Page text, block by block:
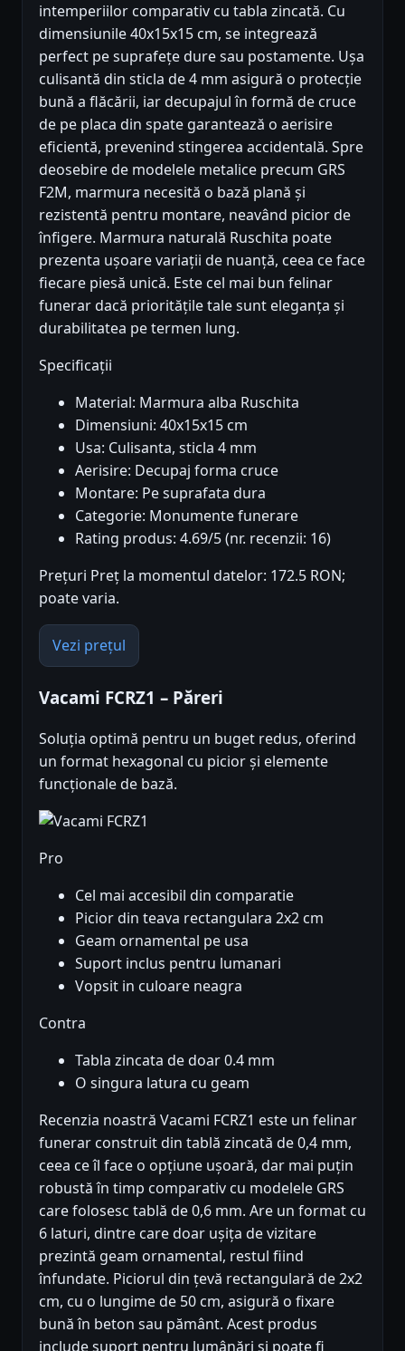
intemperiilor comparativ cu tabla zincată. Cu
dimensiunile 40x15x15 cm, se integrează
perfect pe suprafețe dure sau postamente. Ușa
culisantă din sticla de 4 mm asigură o protecție
bună a flăcării, iar decupajul în formă de cruce
de pe placa din spate garantează o aerisire
eficientă, prevenind stingerea accidentală. Spre
deosebire de modelele metalice precum GRS
F2M, marmura necesită o bază plană și
rezistentă pentru montare, neavând picior de
înfigere. Marmura naturală Ruschita poate
prezenta ușoare variații de nuanță, ceea ce face
fiecare piesă unică. Este cel mai bun felinar
funerar dacă prioritățile tale sunt eleganța și
durabilitatea pe termen lung.
Specificații
Material: Marmura alba Ruschita
Dimensiuni: 40x15x15 cm
Usa: Culisanta, sticla 4 mm
Aerisire: Decupaj forma cruce
Montare: Pe suprafata dura
Categorie: Monumente funerare
Rating produs: 4.69/5 (nr. recenzii: 16)
Prețuri Preț la momentul datelor: 172.5 RON;
poate varia.
Vezi prețul
Vacami FCRZ1 – Păreri
Soluția optimă pentru un buget redus, oferind
un format hexagonal cu picior și elemente
funcționale de bază.
Pro
Cel mai accesibil din comparatie
Picior din teava rectangulara 2x2 cm
Geam ornamental pe usa
Suport inclus pentru lumanari
Vopsit in culoare neagra
Contra
Tabla zincata de doar 0.4 mm
O singura latura cu geam
Recenzia noastră Vacami FCRZ1 este un felinar
funerar construit din tablă zincată de 0,4 mm,
ceea ce îl face o opțiune ușoară, dar mai puțin
robustă în timp comparativ cu modelele GRS
care folosesc tablă de 0,6 mm. Are un format cu
6 laturi, dintre care doar ușița de vizitare
prezintă geam ornamental, restul fiind
înfundate. Piciorul din țevă rectangulară de 2x2
cm, cu o lungime de 50 cm, asigură o fixare
bună în beton sau pământ. Acest produs
include suport pentru lumânări și poate fi